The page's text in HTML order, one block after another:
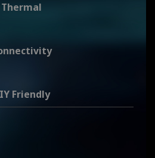
Thermal
Friendly